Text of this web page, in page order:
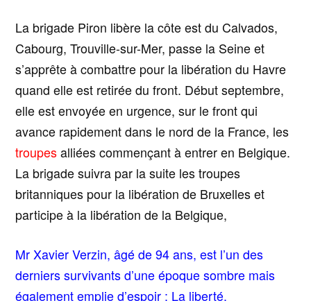
La brigade Piron libère la côte est du Calvados,
Cabourg, Trouville-sur-Mer, passe la Seine et
s’apprête à combattre pour la libération du Havre
quand elle est retirée du front. Début septembre,
elle est envoyée en urgence, sur le front qui
avance rapidement dans le nord de la France, les
troupes alliées commençant à entrer en Belgique.
La brigade suivra par la suite les troupes
britanniques pour la libération de Bruxelles et
participe à la libération de la Belgique,
Mr Xavier Verzin, âgé de 94 ans, est l’un des
derniers survivants d’une époque sombre mais
également emplie d’espoir : La liberté.